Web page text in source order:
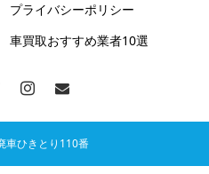
プライバシーポリシー
車買取おすすめ業者10選
車ひきとり110番